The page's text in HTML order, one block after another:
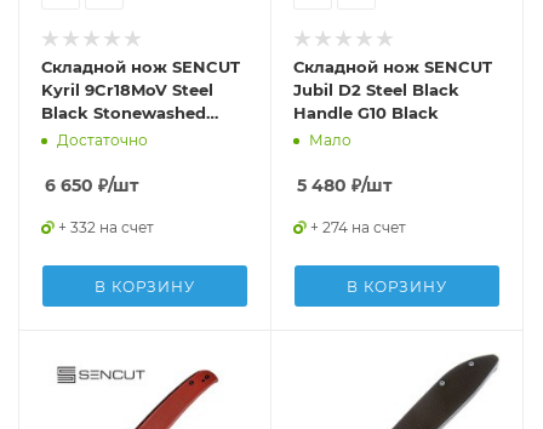
Складной нож SENCUT
Kyril 9Cr18MoV Steel
Black Stonewashed
Handle Black Micarta
Достаточно
6 650 ₽/шт
+ 332 на счет
В КОРЗИНУ
Складной нож SENCUT
Jubil D2 Steel Black
Handle G10 Black
Мало
5 480 ₽/шт
+ 274 на счет
В КОРЗИНУ